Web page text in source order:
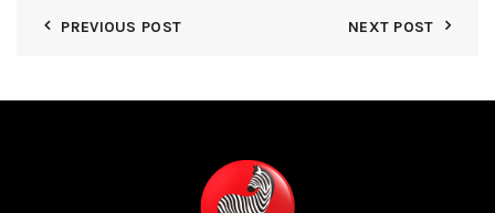
PREVIOUS POST NEXT POST